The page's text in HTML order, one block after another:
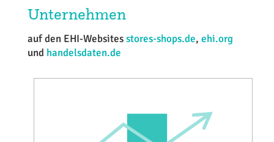
Unternehmen
auf den EHI-Websitesstores-shops.de, ehi.org
und handelsdaten.de